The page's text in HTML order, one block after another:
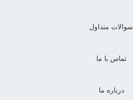
سوالات متداول
تماس با ما
درباره ما